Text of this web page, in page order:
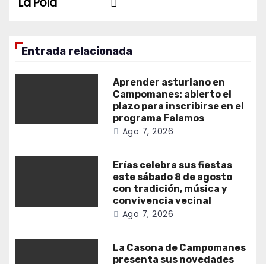
Entrada relacionada
Aprender asturiano en
Campomanes: abierto el
plazo para inscribirse en el
programa Falamos
Ago 7, 2026
Erías celebra sus fiestas
este sábado 8 de agosto
con tradición, música y
convivencia vecinal
Ago 7, 2026
La Casona de Campomanes
presenta sus novedades